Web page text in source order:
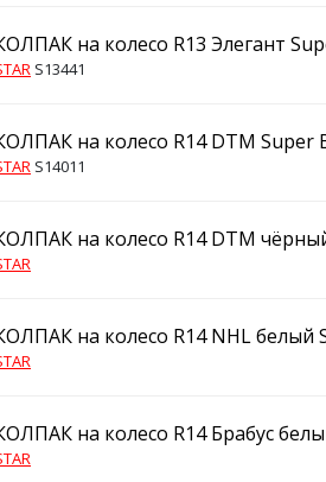
на колесо R13 Элегант
S13441
на колесо R14 DTM Super
S14011
на колесо R14 DTM
на колесо R14 NHL белый
на колесо R14 Брабус